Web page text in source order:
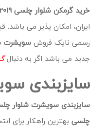
خرید گرمکن شلوار چلسی 2019 – 2020
ایران، امکان پذیر می باشد.
رسمی نایک فروشسویشرت
جدید می باشد اگر به دنبال
سایزبندی
سایزبندی سویشرت شلوار
چلسی بهترین راهکار برای